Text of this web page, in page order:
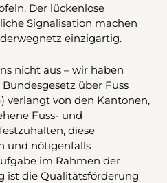
Der lückenlose
Signalisation machen
einzigartig.
nicht aus – wir haben
über Fuss
verlangt von den Kantonen,
Fuss- und
diese
und nötigenfalls
im Rahmen der
ist die Qualitätsförderung